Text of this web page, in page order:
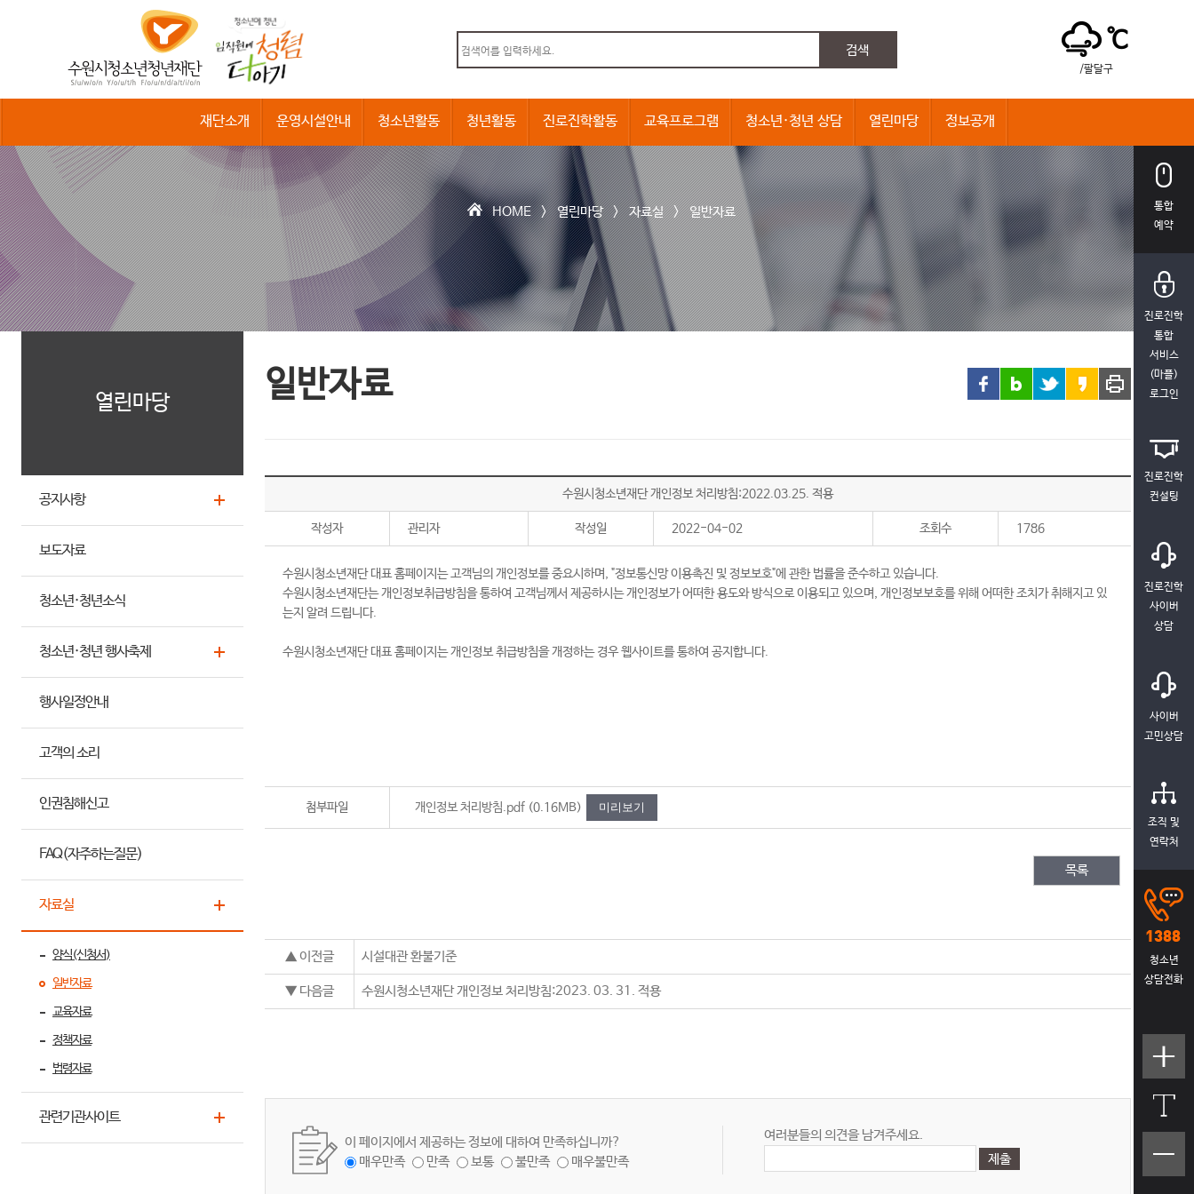
청
소
년
년
재
단
℃
/팔달구
재단소개 운영시설안내 청소년활동 청년활동 진로진학활동 교육프로그램 청소년·청년 상담 열린마당 정보공개
HOME >열린마당>자료실>일반자료
열린마당
공지사항
보도자료
청소년·청년소식
청소년·청년 행사축제
행사일정안내
고객의 소리
인권침해신고
FAQ(자주하는질문)
자료실
양식(신청서)
일반자료
교육자료
정책자료
법령자료
관련기관사이트
일반자료
수원시청소년재단 개인정보 처리방침:2022.03.25. 적용
작성자 관리자 작성일 2022-04-02 조회수 1786
수원시청소년재단 대표 홈페이지는 고객님의 개인정보를 중요시하며, "정보통신망 이용촉진 및 정보보호"에 관한 법률을 준수하고 있습니다.
수원시청소년재단는 개인정보취급방침을 통하여 고객님께서 제공하시는 개인정보가 어떠한 용도와 방식으로 이용되고 있으며, 개인정보보호를 위해 어떠한 조치가 취해지고 있
는지 알려 드립니다.
수원시청소년재단 대표 홈페이지는 개인정보 취급방침을 개정하는 경우 웹사이트를 통하여 공지합니다.
첨부파일 개인정보 처리방침.pdf (0.16MB) 미리보기
목록
▲ 이전글 시설대관 환불기준
▼ 다음글 수원시청소년재단 개인정보 처리방침:2023. 03. 31. 적용
이 페이지에서 제공하는 정보에 대하여 만족하십니까?
매우만족
만족 보통 불만족 매우불만족
여러분들의 의견을 남겨주세요.
통합
예약
진로진학
통합
서비스
(마플)
로그인
진로진학
컨설팅
진로진학
사이버
상담
사이버
고민상담
조직 및
연락처
청소년
상담전화
텍스트
크기크
게
텍스트
크기작